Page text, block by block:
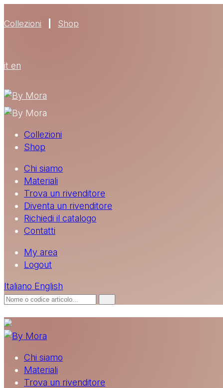
Collezioni Shop
it en
Collezioni
Shop
Chi siamo
Materiali
Trova un rivenditore
Diventa un rivenditore
Richiedi il catalogo
Contatti
My area
Logout
Italiano English
Chi siamo
Materiali
Trova un rivenditore